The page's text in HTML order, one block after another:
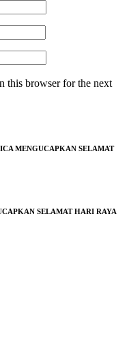
this browser for the next
MENGUCAPKAN SELAMAT
SELAMAT HARI RAYA